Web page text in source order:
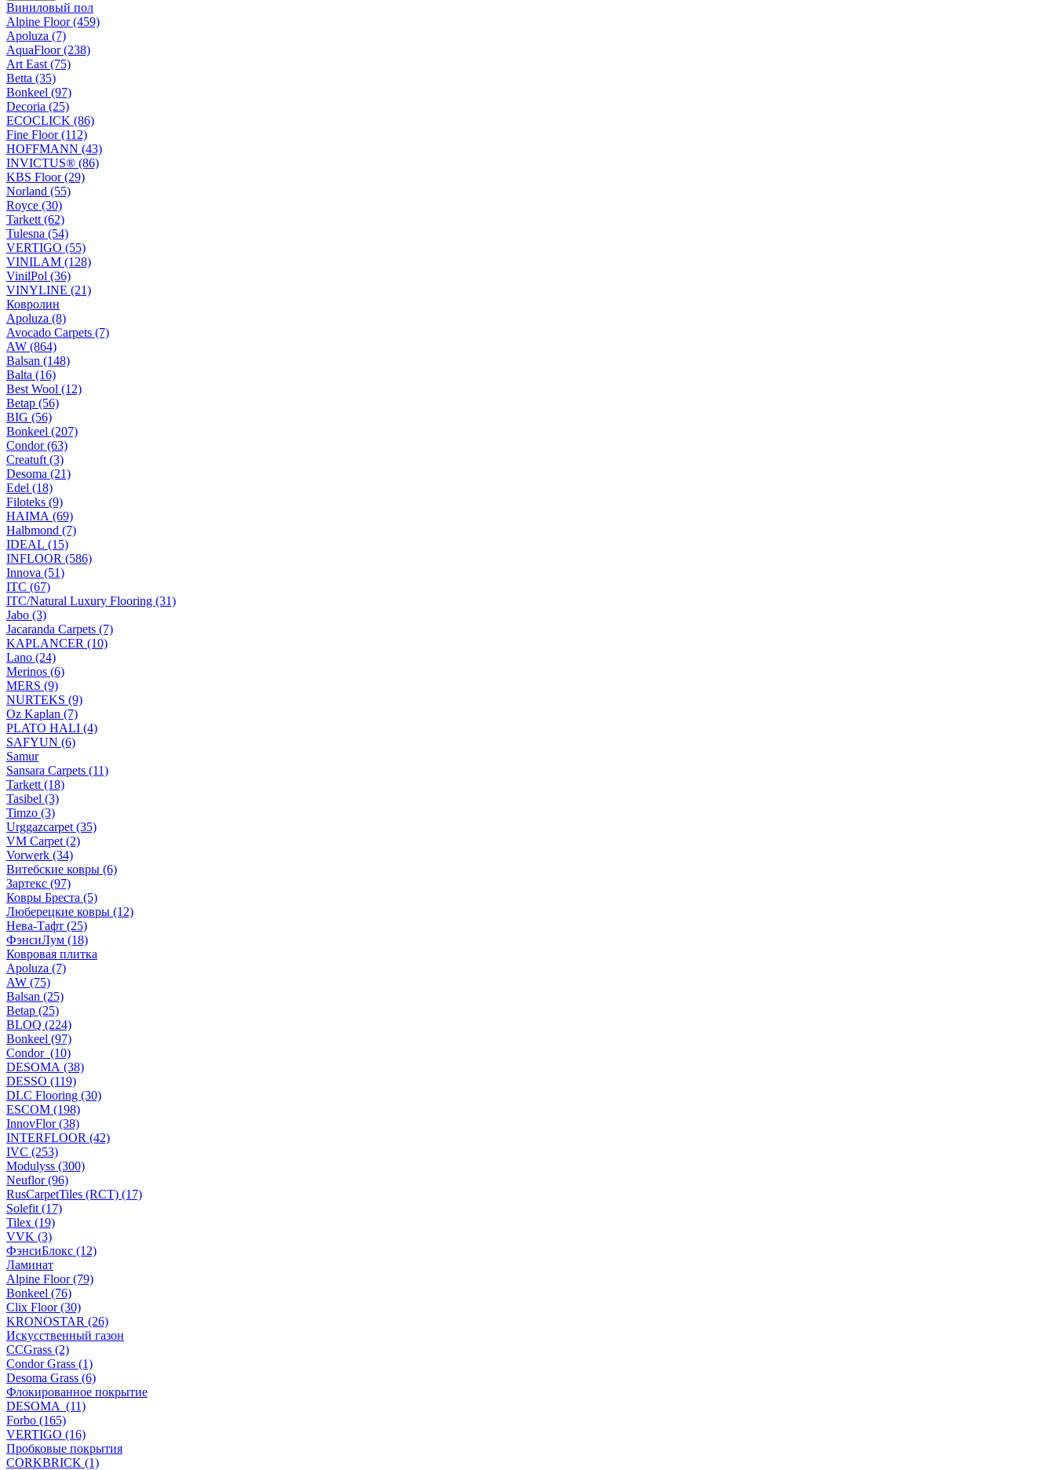
Виниловый пол
Alpine Floor (459)
Apoluza (7)
AquaFloor (238)
Art East (75)
Betta (35)
Bonkeel (97)
Decoria (25)
ECOCLICK (86)
Fine Floor (112)
HOFFMANN (43)
INVICTUS® (86)
KBS Floor (29)
Norland (55)
Royce (30)
Tarkett (62)
Tulesna (54)
VERTIGO (55)
VINILAM (128)
VinilPol (36)
VINYLINE (21)
Ковролин
Apoluza (8)
Avocado Carpets (7)
AW (864)
Balsan (148)
Balta (16)
Best Wool (12)
Betap (56)
BIG (56)
Bonkeel (207)
Condor (63)
Creatuft (3)
Desoma (21)
Edel (18)
Filoteks (9)
HAIMA (69)
Halbmond (7)
IDEAL (15)
INFLOOR (586)
Innova (51)
ITC (67)
ITC/Natural Luxury Flooring (31)
Jabo (3)
Jacaranda Carpets (7)
KAPLANCER (10)
Lano (24)
Merinos (6)
MERS (9)
NURTEKS (9)
Oz Kaplan (7)
PLATO HALI (4)
SAFYUN (6)
Samur
Sansara Carpets (11)
Tarkett (18)
Tasibel (3)
Timzo (3)
Urggazcarpet (35)
VM Carpet (2)
Vorwerk (34)
Витебские ковры (6)
Зартекс (97)
Ковры Бреста (5)
Люберецкие ковры (12)
Нева-Тафт (25)
ФэнсиЛум (18)
Ковровая плитка
Apoluza (7)
AW (75)
Balsan (25)
Betap (25)
BLOQ (224)
Bonkeel (97)
Condor (10)
DESOMA (38)
DESSO (119)
DLC Flooring (30)
ESCOM (198)
InnovFlor (38)
INTERFLOOR (42)
IVC (253)
Modulyss (300)
Neuflor (96)
RusCarpetTiles (RCT) (17)
Solefit (17)
Tilex (19)
VVK (3)
ФэнсиБлокс (12)
Ламинат
Alpine Floor (79)
Bonkeel (76)
Clix Floor (30)
KRONOSTAR (26)
Искусственный газон
CCGrass (2)
Condor Grass (1)
Desoma Grass (6)
Флокированное покрытие
DESOMA (11)
Forbo (165)
VERTIGO (16)
Пробковые покрытия
CORKBRICK (1)